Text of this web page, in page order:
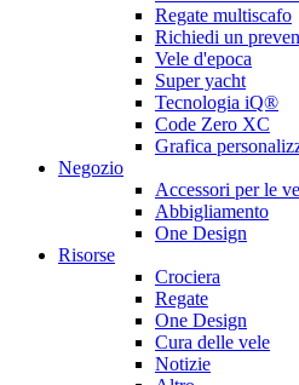
Regate multiscafo
Richiedi un
Vele d'epoca
Super yacht
Tecnologia iQ®
Code Zero XC
Grafica
Negozio
Accessori per le
Abbigliamento
One Design
Risorse
Crociera
Regate
One Design
Cura delle vele
Notizie